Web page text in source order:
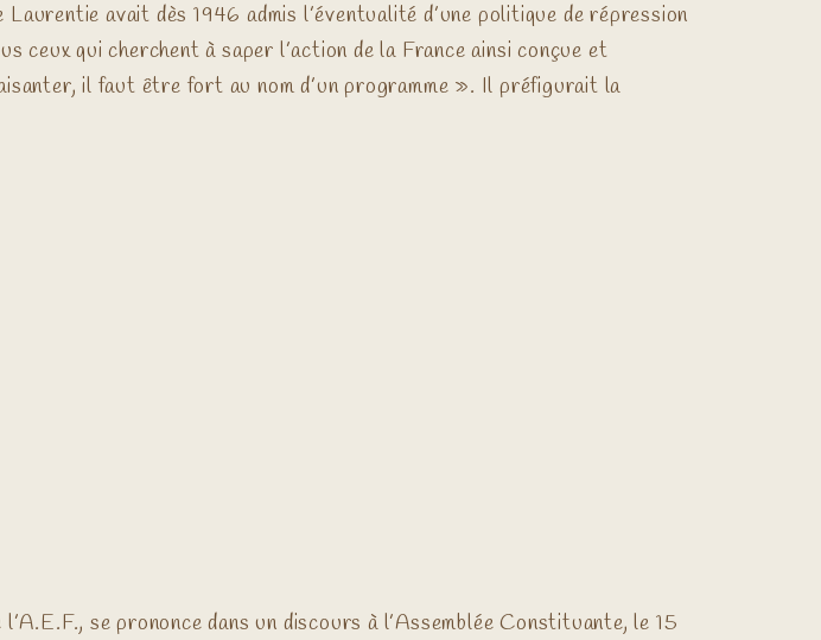
avait dès 1946 admis l’éventualité d’une politique de répression
ceux qui cherchent à saper l’action de la France ainsi conçue et
il faut être fort au nom d’un programme ». Il préfigurait la
se prononce dans un discours à l’Assemblée Constituante, le 15